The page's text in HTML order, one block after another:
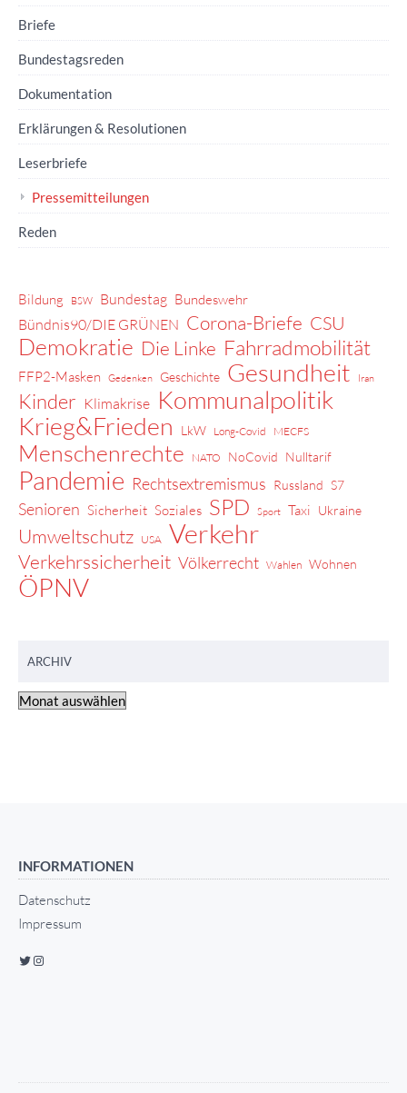
Briefe
Bundestagsreden
Dokumentation
Erklärungen & Resolutionen
Leserbriefe
Pressemitteilungen
Reden
Bildung BSW Bundestag Bundeswehr
Bündnis90/DIE GRÜNEN Corona-Briefe CSU
Demokratie Die Linke Fahrradmobilität
FFP2-Masken Gedenken Geschichte Gesundheit Iran
Kinder Klimakrise Kommunalpolitik
Krieg&Frieden
LkW Long-Covid MECFS
Menschenrechte NATO NoCovid Nulltarif
Pandemie Rechtsextremismus Russland S7
Senioren Sicherheit Soziales SPD Sport Taxi Ukraine
Umweltschutz USA Verkehr
Verkehrssicherheit Völkerrecht Wahlen Wohnen
ÖPNV
ARCHIV
INFORMATIONEN
Datenschutz
Impressum